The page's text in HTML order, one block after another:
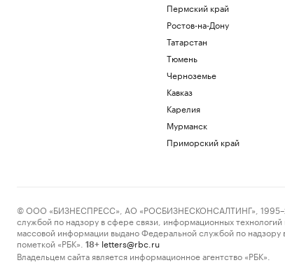
Пермский край
Ростов-на-Дону
Татарстан
Тюмень
Черноземье
Кавказ
Карелия
Мурманск
Приморский край
© ООО «БИЗНЕСПРЕСС», АО «РОСБИЗНЕСКОНСАЛТИНГ»,
службой по надзору в сфере связи, информационных
массовой информации выдано Федеральной службой по
пометкой «РБК».
18+ letters@rbc.ru
Владельцем сайта является информационное агентство «РБК».